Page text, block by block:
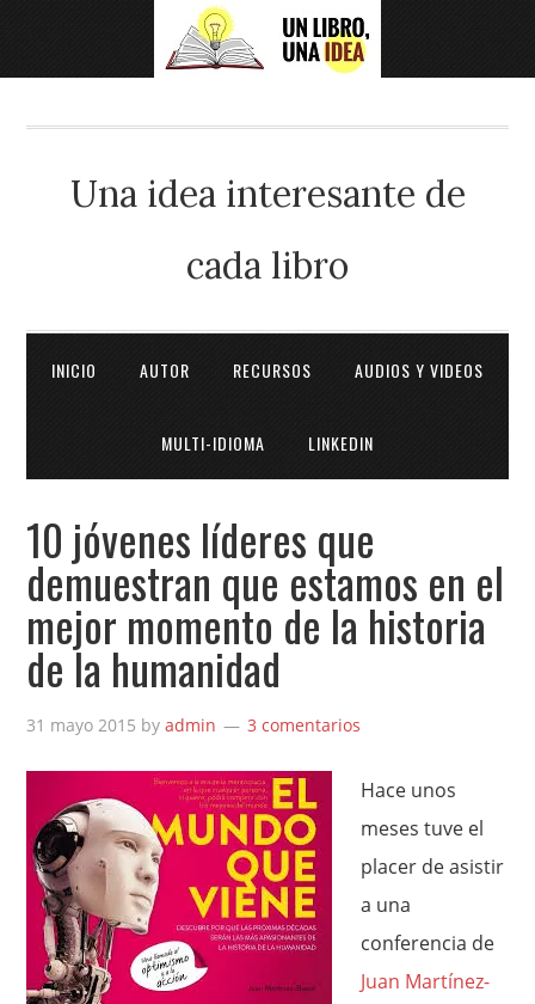
Una idea interesante de
cada libro
INICIO AUTOR RECURSOS AUDIOS Y VIDEOS
MULTI-IDIOMA LINKEDIN
10 jóvenes líderes que
demuestran que estamos en el
mejor momento de la historia
de la humanidad
31 mayo 2015 byadmin 3 comentarios
Hace unos
meses tuve el
placer de asistir
a una
conferencia de
Juan Martínez-